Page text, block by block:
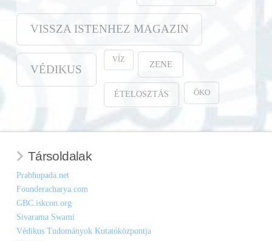
VISSZA ISTENHEZ MAGAZIN
VÉDIKUS
VÍZ ZENE
ÉTELOSZTÁS ÖKO
Társoldalak
Prabhupada.net
Founderacharya.com
GBC.iskcon.org
Sivarama Swami
Védikus Tudományok Kutatóközpontja